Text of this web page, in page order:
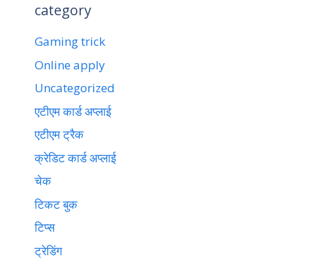
category
Gaming trick
Online apply
Uncategorized
एटीएम कार्ड अप्लाई
एटीएम ट्रैक
क्रेडिट कार्ड अप्लाई
चेक
टिकट बुक
टिप्स
ट्रेडिंग